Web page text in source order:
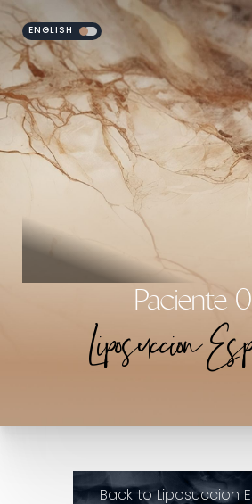
ENGLISH
Paciente
Liposuccion
Back to Liposuccion
Accessibility Menu(CTRL + U)
◑